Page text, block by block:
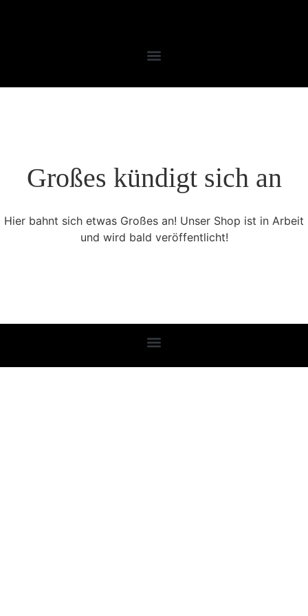
Großes kündigt sich an
Hier bahnt sich etwas Großes an! Unser Shop ist in Arbeit
und wird bald veröffentlicht!